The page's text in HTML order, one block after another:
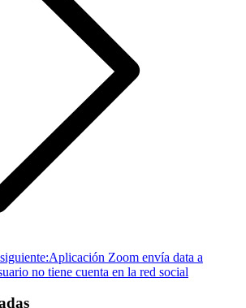
Aplicación Zoom envía data a
no tiene cuenta en la red social